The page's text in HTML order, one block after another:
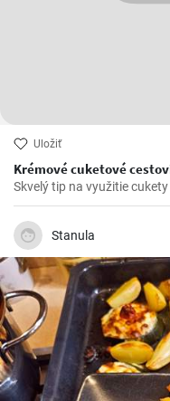
Uložiť
Krémové cuketové
Skvelý tip na využitie
Stanula